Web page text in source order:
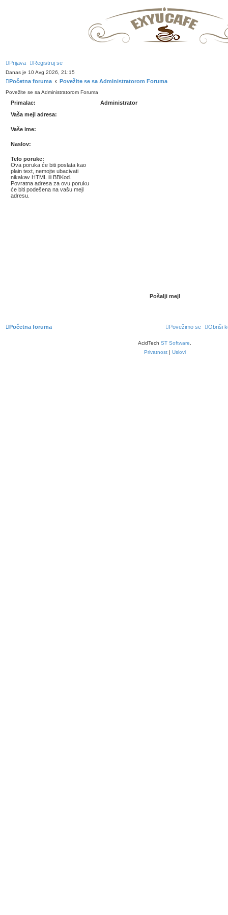
Prijava Registruj se
Danas je 10 Avg 2026, 21:15
Početna foruma Povežite se sa Administratorom Foruma
Povežite se sa Administratorom Foruma
Primalac:
Administrator
Vaša mejl adresa:
Vaše ime:
Naslov:
Telo poruke:
Ova poruka će biti poslata kao
plain text, nemojte ubacivati
nikakav HTML ili BBKod.
Povratna adresa za ovu poruku
će biti podešena na vašu mejl
adresu.
Početna foruma Obriši
Povežimo se
AcidTech ST Software
Privatnost| Uslovi